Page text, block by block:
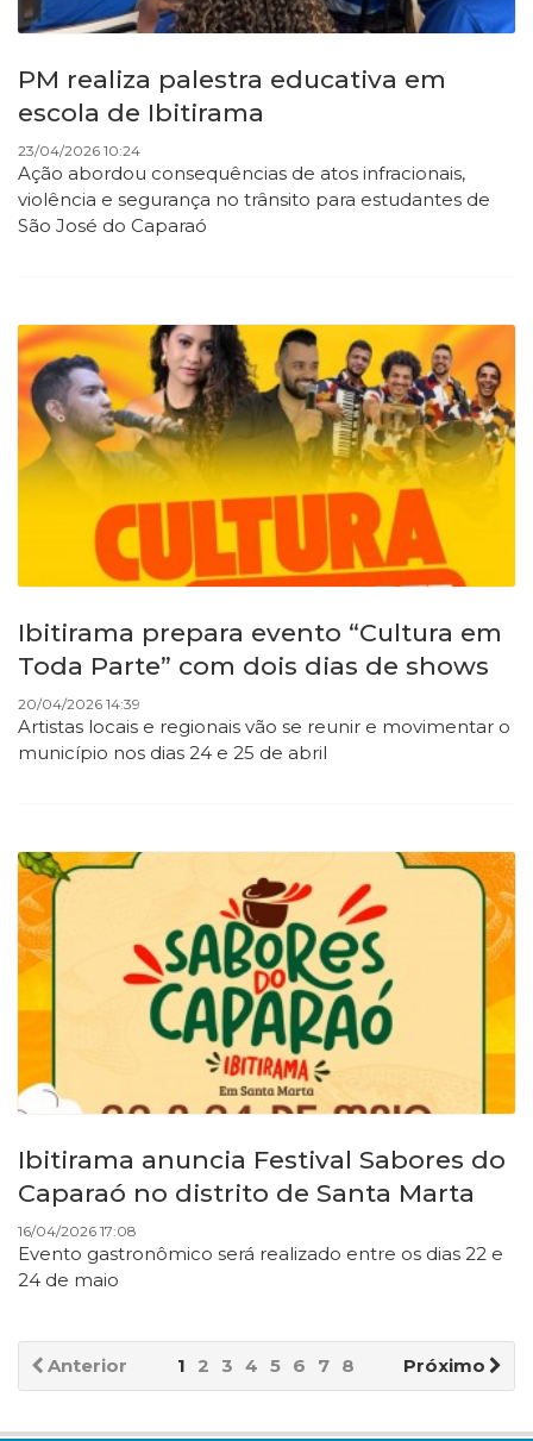
PM realiza palestra educativa em
escola de Ibitirama
23/04/2026 10:24
Ação abordou consequências de atos infracionais,
violência e segurança no trânsito para estudantes de
São José do Caparaó
Ibitirama prepara evento “Cultura em
Toda Parte” com dois dias de shows
20/04/2026 14:39
Artistas locais e regionais vão se reunir e movimentar o
município nos dias 24 e 25 de abril
Ibitirama anuncia Festival Sabores do
Caparaó no distrito de Santa Marta
16/04/2026 17:08
Evento gastronômico será realizado entre os dias 22 e
24 de maio
Anterior Próximo
1 2 3 4 5 6 7 8